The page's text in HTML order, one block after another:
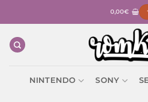
0,00€
NINTENDO SONY